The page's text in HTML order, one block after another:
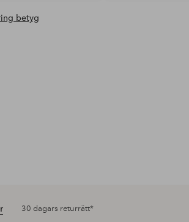
betyg
30 dagars returrätt*